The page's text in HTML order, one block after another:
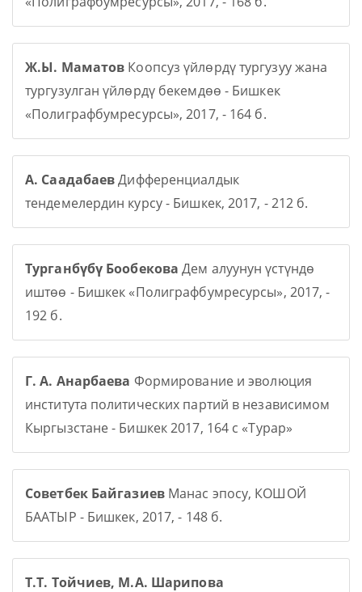
Ж.Ы. Маматов Коопсуз үйлөрдү тургузуу жана
тургузулган үйлөрдү бекемдөө - Бишкек
«Полиграфбумресурсы», 2017, - 164 б.
А. СаадабаевДифференциалдык
тендемелердин курсу - Бишкек, 2017, - 212 б.
Турганбүбү Бообекова Дем алуунун үстүндө
иштөө - Бишкек «Полиграфбумресурсы», 2017, -
192 б.
Г. А. Анарбаева Формирование и эволюция
института политических партий в независимом
Кыргызстане - Бишкек 2017, 164 с «Турар»
Советбек БайгазиевМанас эпосу, КОШОЙ
БААТЫР - Бишкек, 2017, - 148 б.
Т.Т. Тойчиев, М.А. Шарипова